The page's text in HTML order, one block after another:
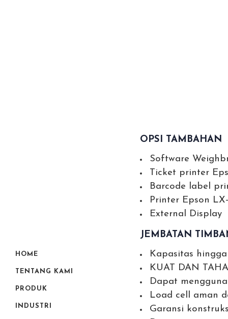
HOME
TENTANG KAMI
PRODUK
INDUSTRI
OPSI TAMBAHAN
Software
Ticket printer
Barcode label
Printer Epson
External Display
JEMBATAN
Kapasitas
KUAT DAN
Dapat
Load cell aman
Garansi